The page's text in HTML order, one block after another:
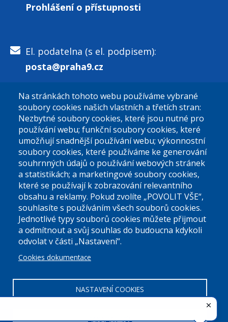
Prohlášení o přístupnosti
El. podatelna (s el. podpisem):
posta@praha9.cz
El. podatelna (bez el. podpisu):
podatelna@praha9.cz
Úřední dny:
Po a St: 08.00-12.00; 13.00-18.00
Úřední hodiny
00063894DIČ:CZ00063894
Na stránkách tohoto webu používáme vybrané
soubory cookies našich vlastních a třetích stran:
Nezbytné soubory cookies, které jsou nutné pro
používání webu; funkční soubory cookies, které
umožňují snadnější používání webu; výkonnostní
soubory cookies, které používáme ke generování
souhrnných údajů o používání webových stránek
a statistikách; a marketingové soubory cookies,
které se používají k zobrazování relevantního
obsahu a reklamy. Pokud zvolíte „POVOLIT VŠE“,
souhlasíte s používáním všech souborů cookies.
Jednotlivé typy souborů cookies můžete přijmout
a odmítnout a svůj souhlas do budoucna kdykoli
odvolat v části „Nastavení“.
Cookies dokumentace
NASTAVENÍ COOKIES
ZAKÁZAT VŠE